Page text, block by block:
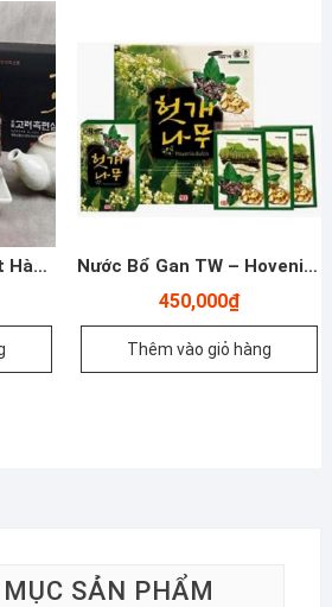
Hắc Sâm Khô Thái Lát Hàn Quốc Daedong – 75g X 3 Lọ – Yến Sào Plaza Nước Bổ Gan TW – Hovenia Taewoong Food – Yến Sào Plaza
450,000₫
Thêm vào giỏ hàng
SẢN PHẨM